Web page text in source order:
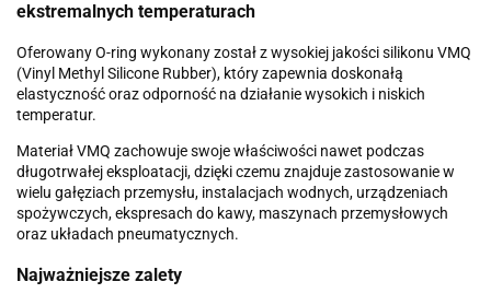
ekstremalnych temperaturach
Oferowany O-ring wykonany został z wysokiej jakości silikonu VMQ
(Vinyl Methyl Silicone Rubber), który zapewnia doskonałą
elastyczność oraz odporność na działanie wysokich i niskich
temperatur.
Materiał VMQ zachowuje swoje właściwości nawet podczas
długotrwałej eksploatacji, dzięki czemu znajduje zastosowanie w
wielu gałęziach przemysłu, instalacjach wodnych, urządzeniach
spożywczych, ekspresach do kawy, maszynach przemysłowych
oraz układach pneumatycznych.
Najważniejsze zalety